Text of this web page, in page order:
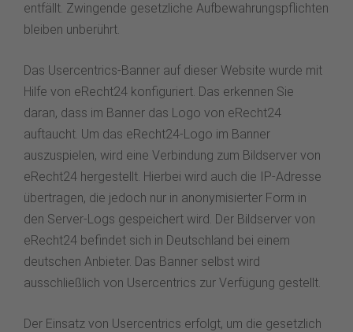
entfällt. Zwingende gesetzliche Aufbewahrungspflichten
bleiben unberührt.
Das Usercentrics-Banner auf dieser Website wurde mit
Hilfe von eRecht24 konfiguriert. Das erkennen Sie
daran, dass im Banner das Logo von eRecht24
auftaucht. Um das eRecht24-Logo im Banner
auszuspielen, wird eine Verbindung zum Bildserver von
eRecht24 hergestellt. Hierbei wird auch die IP-Adresse
übertragen, die jedoch nur in anonymisierter Form in
den Server-Logs gespeichert wird. Der Bildserver von
eRecht24 befindet sich in Deutschland bei einem
deutschen Anbieter. Das Banner selbst wird
ausschließlich von Usercentrics zur Verfügung gestellt.
Der Einsatz von Usercentrics erfolgt, um die gesetzlich